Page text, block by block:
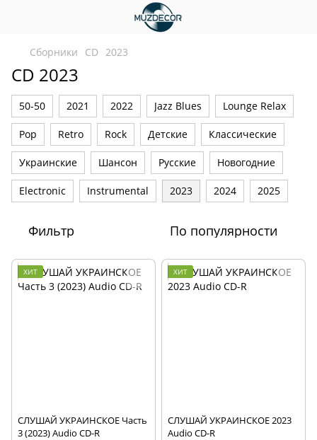
Сборники CD 2023
CD 2023
50-50 2021 2022 Jazz Blues Lounge Relax
Pop Retro Rock Детские Классические
Украинские Шансон Русские Новогодние
Electronic Instrumental 2023 2024 2025
Фильтр По популярности
ХИТ
СЛУШАЙ УКРАИНСКОЕ Часть
3 (2023) Audio CD-R
ХИТ
СЛУШАЙ УКРАИНСКОЕ 2023
Audio CD-R